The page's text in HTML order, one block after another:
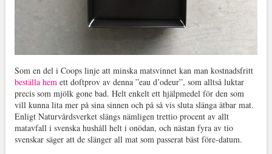
Som en del i Coops linje att minska matsvinnet kan man kostnadsfritt
beställa hemett doftprov av denna ”eau d’odeur”, som alltså luktar
precis som mjölk gone bad. Helt enkelt ett hjälpmedel för den som
vill kunna lita mer på sina sinnen och på så vis sluta slänga ätbar mat.
Enligt Naturvårdsverket slängs nämligen trettio procent av allt
matavfall i svenska hushåll helt i onödan, och nästan fyra av tio
svenskar säger att de slänger all mat som passerat bäst före-datum.